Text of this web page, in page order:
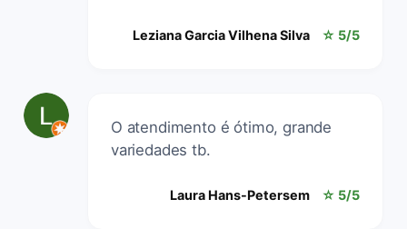
Leziana Garcia Vilhena Silva ☆ 5/5
O atendimento é ótimo, grande
variedades tb.
Laura Hans-Petersem ☆ 5/5